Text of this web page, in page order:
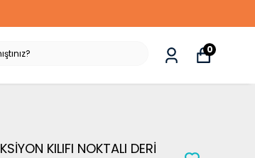
0
KILIFI NOKTALI DERİ